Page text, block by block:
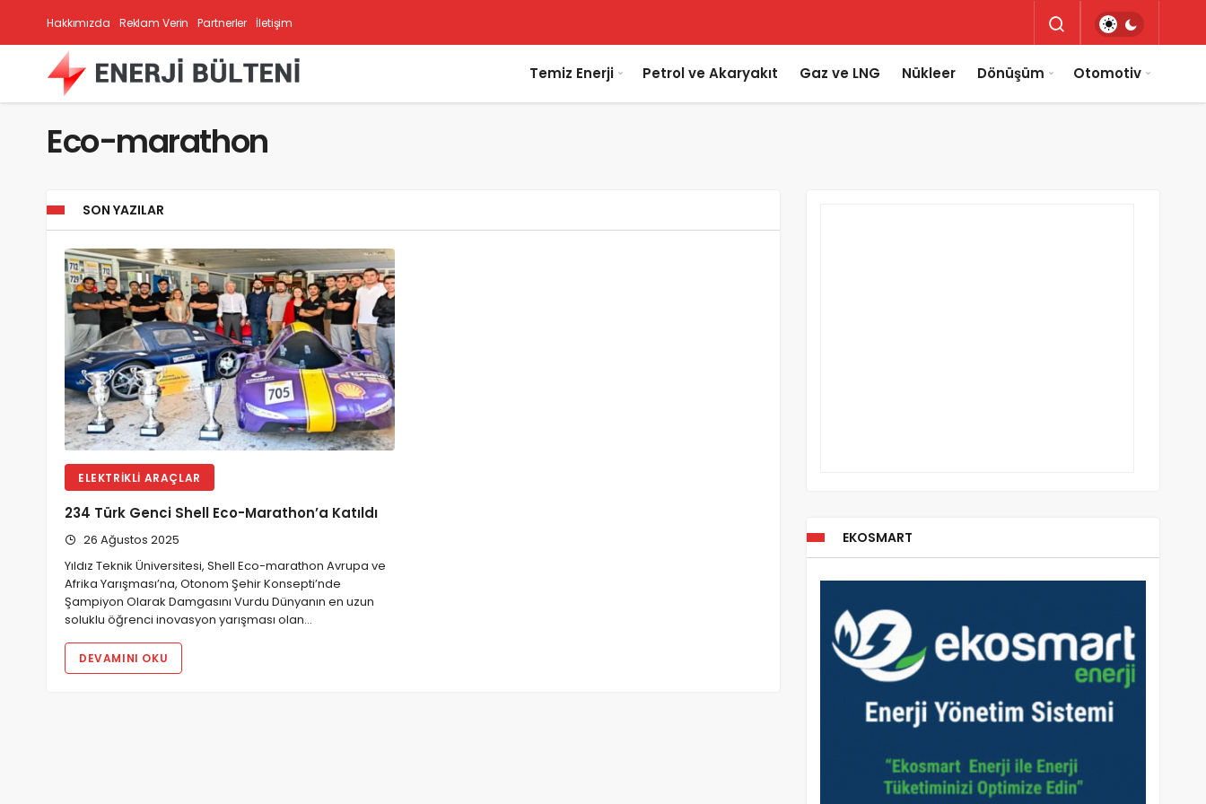
Hakkımızda Reklam Verin Partnerler İletişim
Temiz Enerji Petrol ve Akaryakıt Gaz ve LNG Nükleer Dönüşüm Otomotiv
Eco-marathon
SON YAZILAR
ELEKTRIKLI ARAÇLAR
234 Türk Genci Shell Eco-Marathon’a Katıldı
26 Ağustos 2025
Yıldız Teknik Üniversitesi, Shell Eco-marathon Avrupa ve
Afrika Yarışması’na, Otonom Şehir Konsepti’nde
Şampiyon Olarak Damgasını Vurdu Dünyanın en uzun
soluklu öğrenci inovasyon yarışması olan…
DEVAMINI OKU
EKOSMART